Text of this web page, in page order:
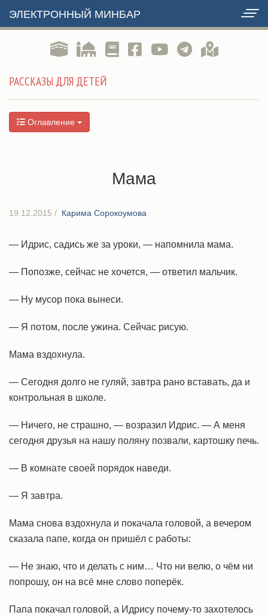
ЭЛЕКТРОННЫЙ МИНБАР
РАССКАЗЫ ДЛЯ ДЕТЕЙ
Оглавление
Мама
19.12.2015 / Карима Сорокоумова
— Идрис, садись же за уроки, — напомнила мама.
— Попозже, сейчас не хочется, — ответил мальчик.
— Ну мусор пока вынеси.
— Я потом, после ужина. Сейчас рисую.
Мама вздохнула.
— Сегодня долго не гуляй, завтра рано вставать, да и
контрольная в школе.
— Ничего, не страшно, — возразил Идрис. — А меня
сегодня друзья на нашу поляну позвали, картошку печь.
— В комнате своей порядок наведи.
— Я завтра.
Мама снова вздохнула и покачала головой, а вечером
сказала папе, когда он пришёл с работы:
— Не знаю, что и делать с ним… Что ни велю, о чём ни
попрошу, он на всё мне слово поперёк.
Папа покачал головой, а Идрису почему-то захотелось